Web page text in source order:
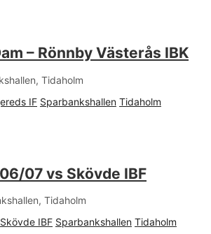
– Rönnby Västerås IBK
Tidaholm
IF Sparbankshallen Tidaholm
07 vs Skövde IBF
Tidaholm
Skövde IBF Sparbankshallen Tidaholm